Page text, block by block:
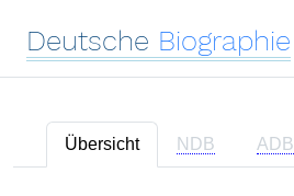
Deutsche Biographie
Übersicht NDB ADB